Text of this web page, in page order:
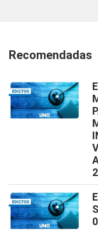
Recomendadas